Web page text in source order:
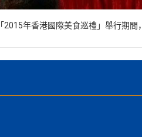
「2015年香港國際美食巡禮」舉行期